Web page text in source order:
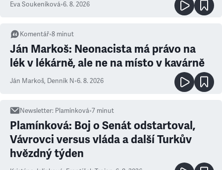
Eva Soukeníková•6. 8. 2026
Komentář•8 minut
Ján Markoš: Neonacista má právo na
lék v lékárně, ale ne na místo v kavárně
Ján Markoš, Denník N•6. 8. 2026
Newsletter: Plamínková•7 minut
Plamínková: Boj o Senát odstartoval,
Vávrovci versus vláda a další Turkův
hvězdný týden